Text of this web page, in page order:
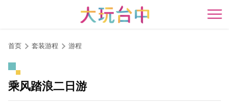
开
首页 套装游程 游程
乘风踏浪二日游